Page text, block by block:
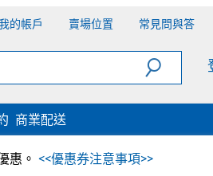
的帳戶 賣場位置 常見問與答
商業配送
惠。 <<優惠券注意事項>>